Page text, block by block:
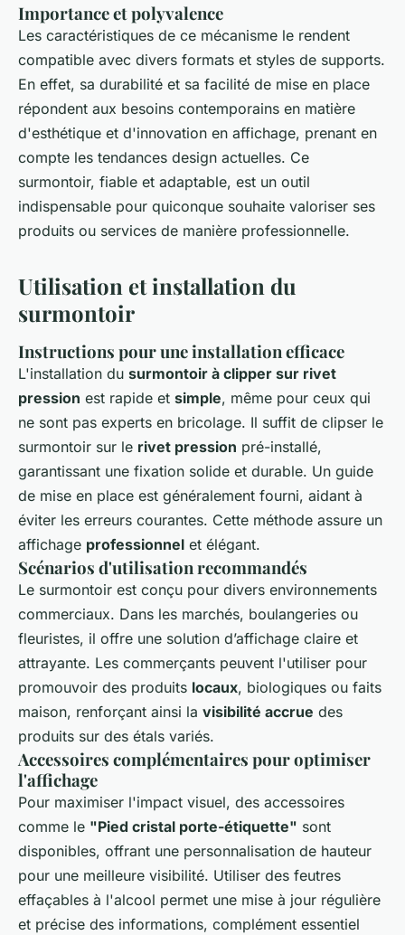
Importance et polyvalence
Les caractéristiques de ce mécanisme le rendent
compatible avec divers formats et styles de supports.
En effet, sa durabilité et sa facilité de mise en place
répondent aux besoins contemporains en matière
d'esthétique et d'innovation en affichage, prenant en
compte les tendances design actuelles. Ce
surmontoir, fiable et adaptable, est un outil
indispensable pour quiconque souhaite valoriser ses
produits ou services de manière professionnelle.
Utilisation et installation du
surmontoir
Instructions pour une installation efficace
L'installation du surmontoir à clipper sur rivet
pression est rapide et simple, même pour ceux qui
ne sont pas experts en bricolage. Il suffit de clipser le
surmontoir sur le rivet pression pré-installé,
garantissant une fixation solide et durable. Un guide
de mise en place est généralement fourni, aidant à
éviter les erreurs courantes. Cette méthode assure un
affichage professionnel et élégant.
Scénarios d'utilisation recommandés
Le surmontoir est conçu pour divers environnements
commerciaux. Dans les marchés, boulangeries ou
fleuristes, il offre une solution d’affichage claire et
attrayante. Les commerçants peuvent l'utiliser pour
promouvoir des produits locaux, biologiques ou faits
maison, renforçant ainsi la visibilité accrue des
produits sur des étals variés.
Accessoires complémentaires pour optimiser
l'affichage
Pour maximiser l'impact visuel, des accessoires
comme le "Pied cristal porte-étiquette" sont
disponibles, offrant une personnalisation de hauteur
pour une meilleure visibilité. Utiliser des feutres
effaçables à l'alcool permet une mise à jour régulière
et précise des informations, complément essentiel